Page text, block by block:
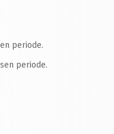
periode.
periode.